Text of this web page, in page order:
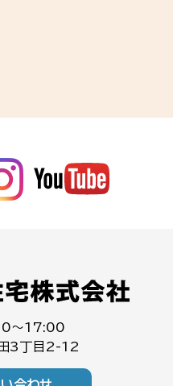
～17:00
3丁目2-12